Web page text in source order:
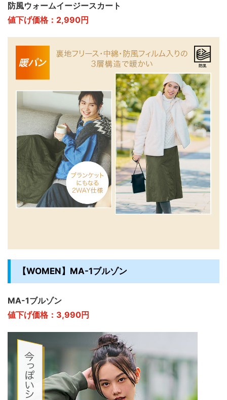
防風ウォームイージースカート
値下げ価格：2,990円
【WOMEN】MA-1ブルゾン
MA-1ブルゾン
値下げ価格：3,990円